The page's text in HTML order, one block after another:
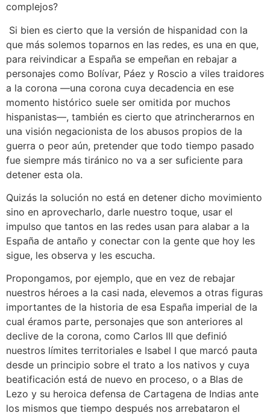
complejos?
Si bien es cierto que la versión de hispanidad con la
que más solemos toparnos en las redes, es una en que,
para reivindicar a España se empeñan en rebajar a
personajes como Bolívar, Páez y Roscio a viles traidores
a la corona —una corona cuya decadencia en ese
momento histórico suele ser omitida por muchos
hispanistas—, también es cierto que atrincherarnos en
una visión negacionista de los abusos propios de la
guerra o peor aún, pretender que todo tiempo pasado
fue siempre más tiránico no va a ser suficiente para
detener esta ola.
Quizás la solución no está en detener dicho movimiento
sino en aprovecharlo, darle nuestro toque, usar el
impulso que tantos en las redes usan para alabar a la
España de antaño y conectar con la gente que hoy les
sigue, les observa y les escucha.
Propongamos, por ejemplo, que en vez de rebajar
nuestros héroes a la casi nada, elevemos a otras figuras
importantes de la historia de esa España imperial de la
cual éramos parte, personajes que son anteriores al
declive de la corona, como Carlos III que definió
nuestros límites territoriales e Isabel I que marcó pauta
desde un principio sobre el trato a los nativos y cuya
beatificación está de nuevo en proceso, o a Blas de
Lezo y su heroica defensa de Cartagena de Indias ante
los mismos que tiempo después nos arrebataron el